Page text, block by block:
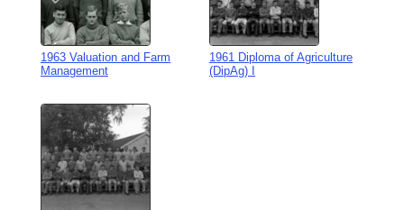
1963 Valuation and Farm
Management
1961 Diploma of Agriculture
(DipAg) I